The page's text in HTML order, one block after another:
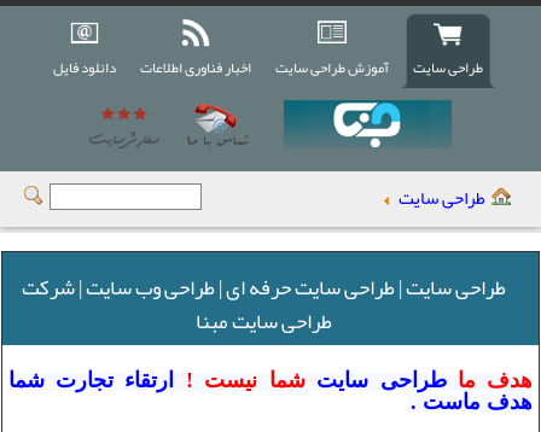
طراحی سایت آموزش طراحی سایت اخبار فناوری اطلاعات دانلود فایل
طراحی سایت
طراحی سایت | طراحی سایت حرفه ای | طراحی وب سایت | شرکت
طراحی سایت مبنا
هدف ما طراحی سایت شما نیست !
ارتقاء تجارت شما
هدف ماست .